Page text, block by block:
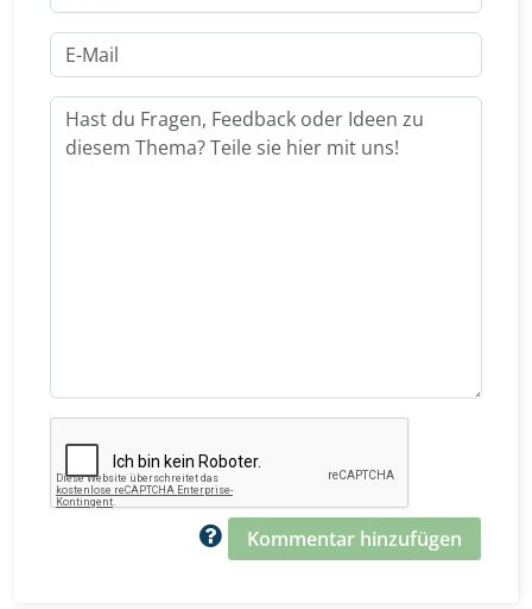
Kommentar hinzufügen